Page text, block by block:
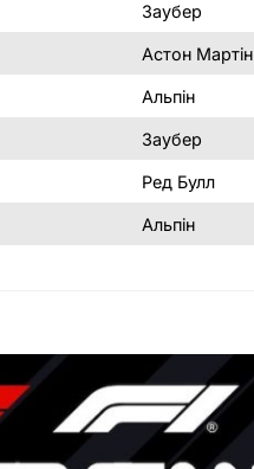
Заубер
Астон Мартін
Альпін
Заубер
Ред Булл
Альпін